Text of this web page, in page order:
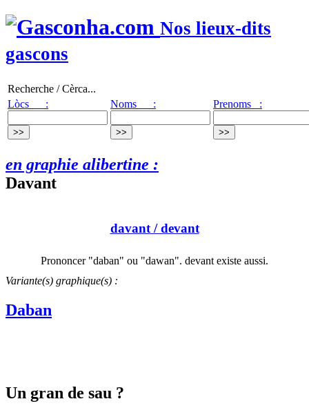
Nos lieux-dits
gascons
Recherche / Cèrca...
Lòcs :
Noms : Prenoms :
en graphie alibertine :
Davant
davant/ devant
Prononcer "daban" ou "dawan". devant existe aussi.
Variante(s) graphique(s) :
Daban
Un gran de sau ?